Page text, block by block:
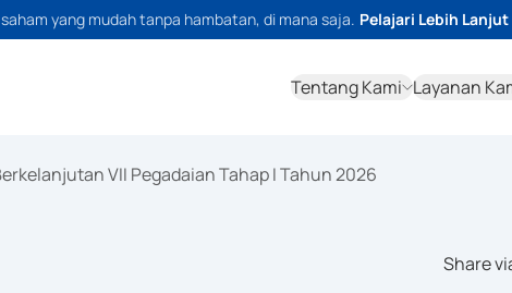
yang mudah tanpa hambatan, di mana saja. Pelajari Lebih Lanjut
Tentang Kami Layanan
VII Pegadaian Tahap I Tahun 2026
Share